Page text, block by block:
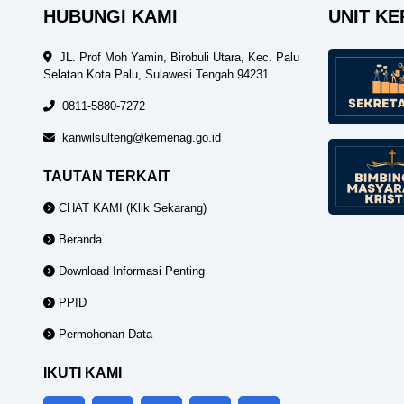
HUBUNGI KAMI
JL. Prof Moh Yamin, Birobuli Utara, Kec. Palu
Selatan Kota Palu, Sulawesi Tengah 94231
0811-5880-7272
kanwilsulteng@kemenag.go.id
TAUTAN TERKAIT
CHAT KAMI (Klik Sekarang)
Beranda
Download Informasi Penting
PPID
Permohonan Data
IKUTI KAMI
UNIT